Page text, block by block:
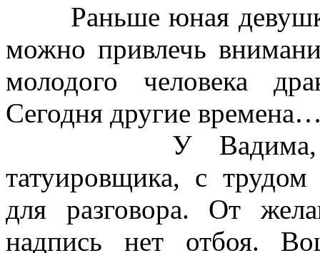
Раньше юная девушка
можно привлечь
молодого человека
Сегодня другие
У Вадима,
татуировщика, с трудом
для разговора. От
надпись нет отбоя.